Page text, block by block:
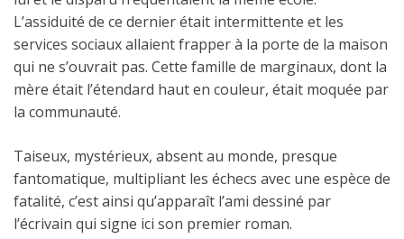
L’assiduité de ce dernier était intermittente et les
services sociaux allaient frapper à la porte de la maison
qui ne s’ouvrait pas. Cette famille de marginaux, dont la
mère était l’étendard haut en couleur, était moquée par
la communauté.
Taiseux, mystérieux, absent au monde, presque
fantomatique, multipliant les échecs avec une espèce de
fatalité, c’est ainsi qu’apparaît l’ami dessiné par
l’écrivain qui signe ici son premier roman.